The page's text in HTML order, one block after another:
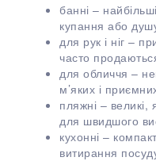
банні –
купання або
для рук і ніг –
часто
для обличчя –
м’яких і
пляжні – великі,
для швидшого
кухонні –
витирання